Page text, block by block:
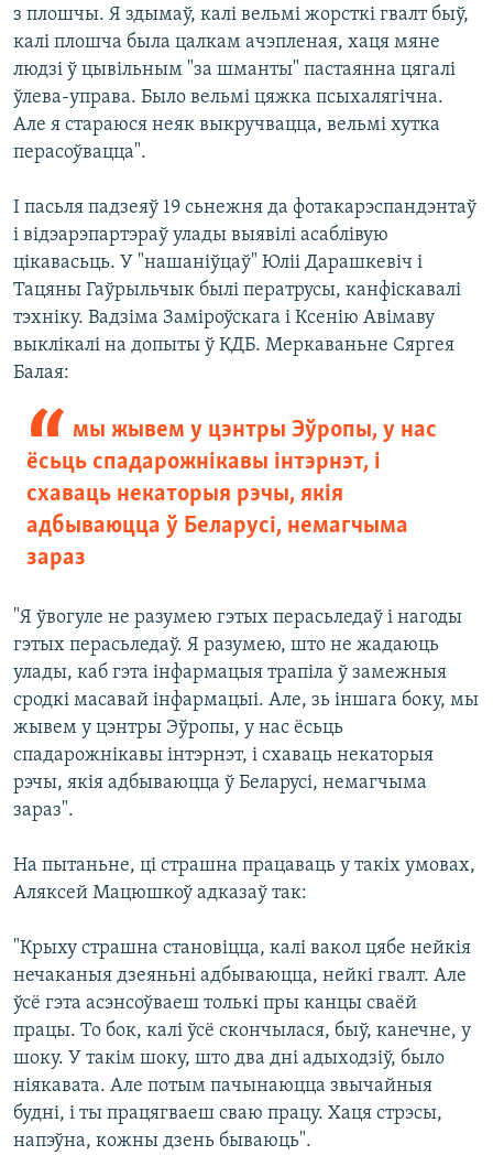
з плошчы. Я здымаў, калі вельмі жорсткі гвалт быў,
калі плошча была цалкам ачэпленая, хаця мяне
людзі ў цывільным "за шманты" пастаянна цягалі
ўлева-управа. Было вельмі цяжка псыхалягічна.
Але я стараюся неяк выкручвацца, вельмі хутка
перасоўвацца".
І пасьля падзеяў 19 сьнежня да фотакарэспандэнтаў
і відэарэпартэраў улады выявілі асаблівую
цікавасьць. У "нашаніўцаў" Юліі Дарашкевіч і
Тацяны Гаўрыльчык былі ператрусы, канфіскавалі
тэхніку. Вадзіма Заміроўскага і Ксенію Авімаву
выклікалі на допыты ў КДБ. Меркаваньне Сяргея
Балая:
мы жывем у цэнтры Эўропы, у нас
ёсьць спадарожнікавы інтэрнэт, і
схаваць некаторыя рэчы, якія
адбываюцца ў Беларусі, немагчыма
зараз
"Я ўвогуле не разумею гэтых перасьледаў і нагоды
гэтых перасьледаў. Я разумею, што не жадаюць
улады, каб гэта інфармацыя трапіла ў замежныя
сродкі масавай інфармацыі. Але, зь іншага боку, мы
жывем у цэнтры Эўропы, у нас ёсьць
спадарожнікавы інтэрнэт, і схаваць некаторыя
рэчы, якія адбываюцца ў Беларусі, немагчыма
зараз".
На пытаньне, ці страшна працаваць у такіх умовах,
Аляксей Мацюшкоў адказаў так:
"Крыху страшна становіцца, калі вакол цябе нейкія
нечаканыя дзеяньні адбываюцца, нейкі гвалт. Але
ўсё гэта асэнсоўваеш толькі пры канцы сваёй
працы. То бок, калі ўсё скончылася, быў, канечне, у
шоку. У такім шоку, што два дні адыходзіў, было
ніякавата. Але потым пачынаюцца звычайныя
будні, і ты працягваеш сваю працу. Хаця стрэсы,
напэўна, кожны дзень бываюць".